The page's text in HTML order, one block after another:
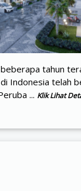
tahun
Indonesia telah
... Klik Lihat